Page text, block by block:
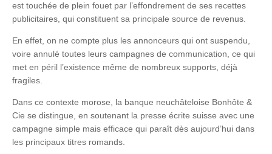
est touchée de plein fouet par l’effondrement de ses recettes
publicitaires, qui constituent sa principale source de revenus.
En effet, on ne compte plus les annonceurs qui ont suspendu,
voire annulé toutes leurs campagnes de communication, ce qui
met en péril l’existence même de nombreux supports, déjà
fragiles.
Dans ce contexte morose, la banque neuchâteloise Bonhôte &
Cie se distingue, en soutenant la presse écrite suisse avec une
campagne simple mais efficace qui paraît dès aujourd’hui dans
les principaux titres romands.